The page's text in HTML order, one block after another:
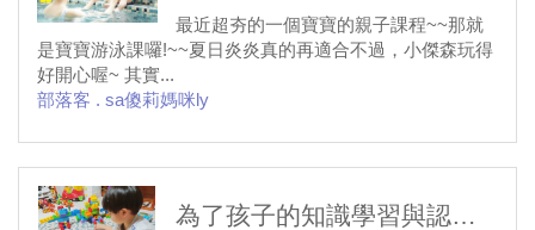
最近超夯的一個寶寶的親子課程~~那就
是寶寶游泳課囉!~~夏日炎炎真的再適合不過，小傑森玩得
好開心喔~ 其實...
部落客 . sa傻莉媽咪ly
為了孩子的知識學習與認知教育，我們到底花了多少錢?